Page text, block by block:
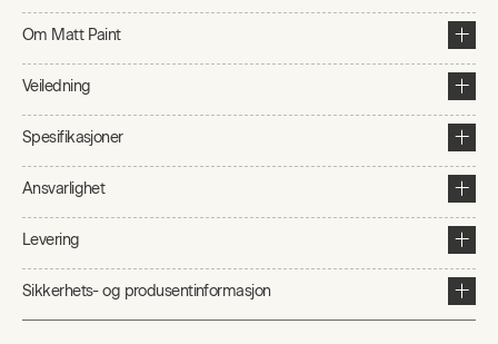
Om Matt Paint
Veiledning
Spesifikasjoner
Ansvarlighet
Levering
Sikkerhets- og produsentinformasjon